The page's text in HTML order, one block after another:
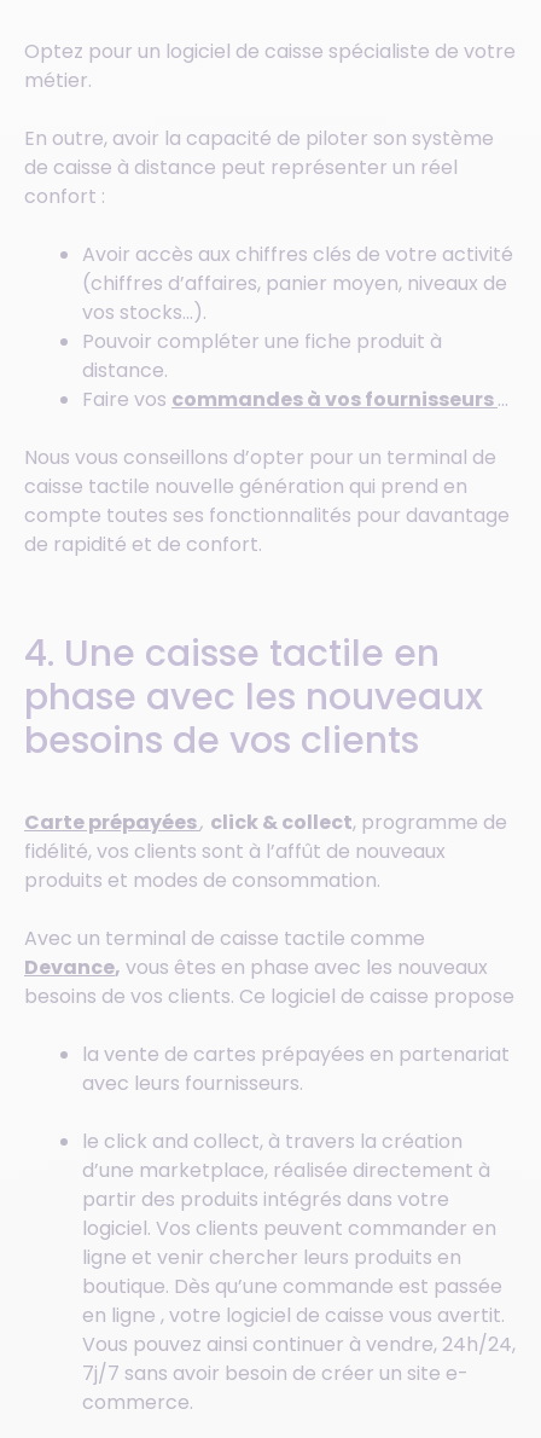
Optez pour un logiciel de caisse spécialiste de votre
métier.
En outre, avoir la capacité de piloter son système
de caisse à distance peut représenter un réel
confort :
Avoir accès aux chiffres clés de votre activité
(chiffres d’affaires, panier moyen, niveaux de
vos stocks…).
Pouvoir compléter une fiche produit à
distance.
Faire vos commandes à vos fournisseurs…
Nous vous conseillons d’opter pour un terminal de
caisse tactile nouvelle génération qui prend en
compte toutes ses fonctionnalités pour davantage
de rapidité et de confort.
4. Une caisse tactile en
phase avec les nouveaux
besoins de vos clients
Carte prépayées, click & collect, programme de
fidélité, vos clients sont à l’affût de nouveaux
produits et modes de consommation.
Avec un terminal de caisse tactile comme
Devance, vous êtes en phase avec les nouveaux
besoins de vos clients. Ce logiciel de caisse propose
la vente de cartes prépayées en partenariat
avec leurs fournisseurs.
le click and collect, à travers la création
d’une marketplace, réalisée directement à
partir des produits intégrés dans votre
logiciel. Vos clients peuvent commander en
ligne et venir chercher leurs produits en
boutique. Dès qu’une commande est passée
en ligne , votre logiciel de caisse vous avertit.
Vous pouvez ainsi continuer à vendre, 24h/24,
7j/7 sans avoir besoin de créer un site e-
commerce.